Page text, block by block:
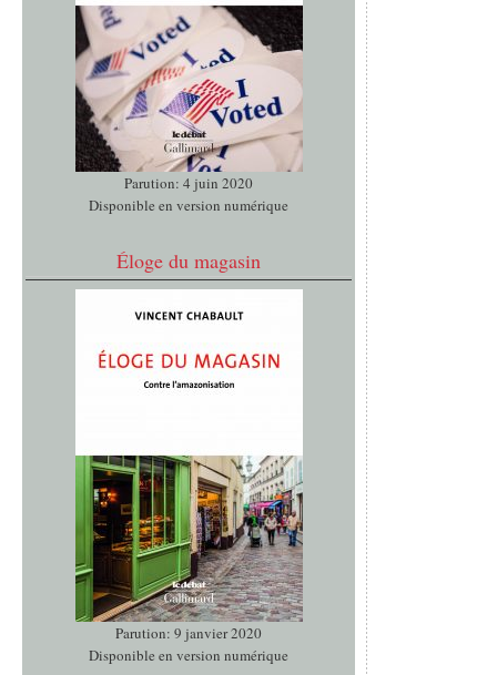
Parution: 4 juin 2020
Disponible en version numérique
Éloge du magasin
Parution: 9 janvier 2020
Disponible en version numérique